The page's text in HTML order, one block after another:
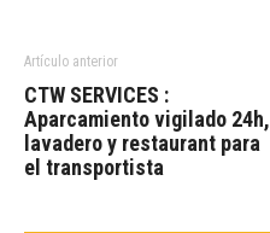
Artículo anterior
CTW SERVICES :
Aparcamiento vigilado 24h,
lavadero y restaurant para
el transportista